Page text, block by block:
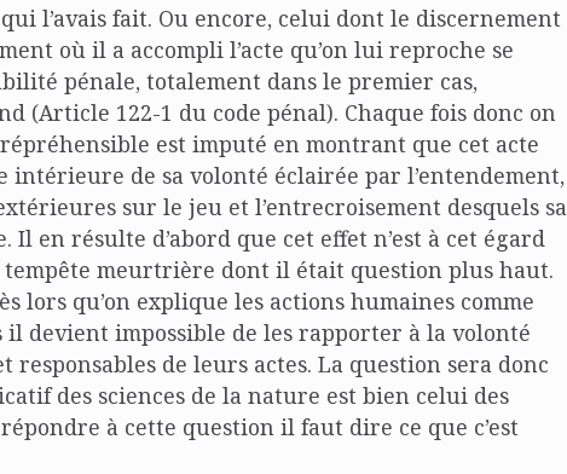
l’avais fait. Ou encore, celui dont le discernement
où il a accompli l’acte qu’on lui reproche se
pénale, totalement dans le premier cas,
(Article 122-1 du code pénal). Chaque fois donc on
est imputé en montrant que cet acte
intérieure de sa volonté éclairée par l’entendement,
sur le jeu et l’entrecroisement desquels sa
Il en résulte d’abord que cet effet n’est à cet égard
tempête meurtrière dont il était question plus haut.
lors qu’on explique les actions humaines comme
il devient impossible de les rapporter à la volonté
responsables de leurs actes. La question sera donc
des sciences de la nature est bien celui des
répondre à cette question il faut dire ce que c’est